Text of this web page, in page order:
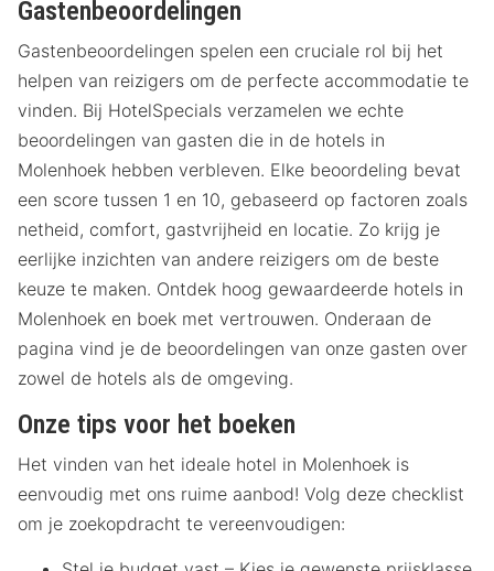
Gastenbeoordelingen
Gastenbeoordelingen spelen een cruciale rol bij het
helpen van reizigers om de perfecte accommodatie te
vinden. Bij HotelSpecials verzamelen we echte
beoordelingen van gasten die in de hotels in
Molenhoek hebben verbleven. Elke beoordeling bevat
een score tussen 1 en 10, gebaseerd op factoren zoals
netheid, comfort, gastvrijheid en locatie. Zo krijg je
eerlijke inzichten van andere reizigers om de beste
keuze te maken. Ontdek hoog gewaardeerde hotels in
Molenhoek en boek met vertrouwen. Onderaan de
pagina vind je de beoordelingen van onze gasten over
zowel de hotels als de omgeving.
Onze tips voor het boeken
Het vinden van het ideale hotel in Molenhoek is
eenvoudig met ons ruime aanbod! Volg deze checklist
om je zoekopdracht te vereenvoudigen: